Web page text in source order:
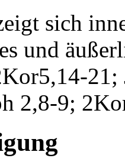
sich
und
2,8-9;